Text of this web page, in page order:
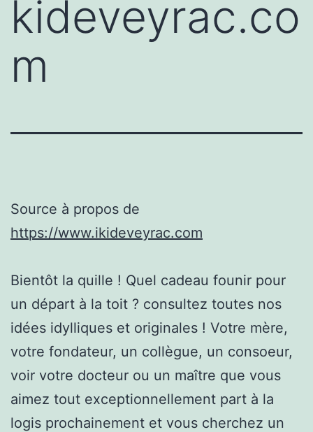
kideveyrac.co
m
Source à propos de
https://www.ikideveyrac.com
Bientôt la quille ! Quel cadeau founir pour
un départ à la toit ? consultez toutes nos
idées idylliques et originales ! Votre mère,
votre fondateur, un collègue, un consoeur,
voir votre docteur ou un maître que vous
aimez tout exceptionnellement part à la
logis prochainement et vous cherchez un